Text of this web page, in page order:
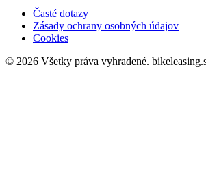
Časté dotazy
Zásady ochrany osobných údajov
Cookies
© 2026 Všetky práva vyhradené.